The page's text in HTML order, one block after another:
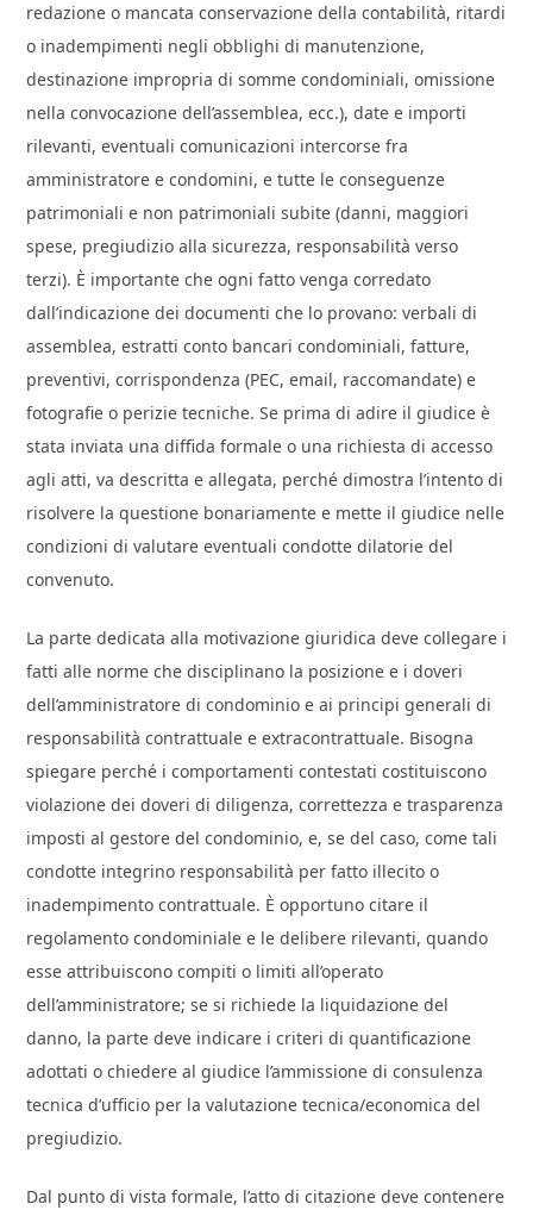
redazione o mancata conservazione della contabilità, ritardi
o inadempimenti negli obblighi di manutenzione,
destinazione impropria di somme condominiali, omissione
nella convocazione dell’assemblea, ecc.), date e importi
rilevanti, eventuali comunicazioni intercorse fra
amministratore e condomini, e tutte le conseguenze
patrimoniali e non patrimoniali subite (danni, maggiori
spese, pregiudizio alla sicurezza, responsabilità verso
terzi). È importante che ogni fatto venga corredato
dall’indicazione dei documenti che lo provano: verbali di
assemblea, estratti conto bancari condominiali, fatture,
preventivi, corrispondenza (PEC, email, raccomandate) e
fotografie o perizie tecniche. Se prima di adire il giudice è
stata inviata una diffida formale o una richiesta di accesso
agli atti, va descritta e allegata, perché dimostra l’intento di
risolvere la questione bonariamente e mette il giudice nelle
condizioni di valutare eventuali condotte dilatorie del
convenuto.
La parte dedicata alla motivazione giuridica deve collegare i
fatti alle norme che disciplinano la posizione e i doveri
dell’amministratore di condominio e ai principi generali di
responsabilità contrattuale e extracontrattuale. Bisogna
spiegare perché i comportamenti contestati costituiscono
violazione dei doveri di diligenza, correttezza e trasparenza
imposti al gestore del condominio, e, se del caso, come tali
condotte integrino responsabilità per fatto illecito o
inadempimento contrattuale. È opportuno citare il
regolamento condominiale e le delibere rilevanti, quando
esse attribuiscono compiti o limiti all’operato
dell’amministratore; se si richiede la liquidazione del
danno, la parte deve indicare i criteri di quantificazione
adottati o chiedere al giudice l’ammissione di consulenza
tecnica d’ufficio per la valutazione tecnica/economica del
pregiudizio.
Dal punto di vista formale, l’atto di citazione deve contenere